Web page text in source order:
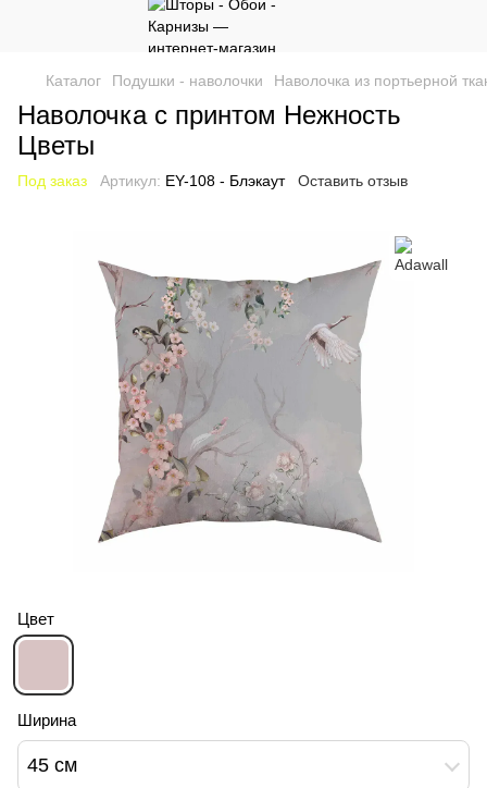
Каталог Подушки - наволочки Наволочка из портьерной
Наволочка с принтом Нежность
Цветы
Под заказ Артикул: EY-108 - Блэкаут Оставить отзыв
Цвет
Ширина
45 см